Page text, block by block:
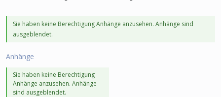
Sie haben keine Berechtigung Anhänge anzusehen. Anhänge sind
ausgeblendet.
Anhänge
Sie haben keine Berechtigung
Anhänge anzusehen. Anhänge
sind ausgeblendet.